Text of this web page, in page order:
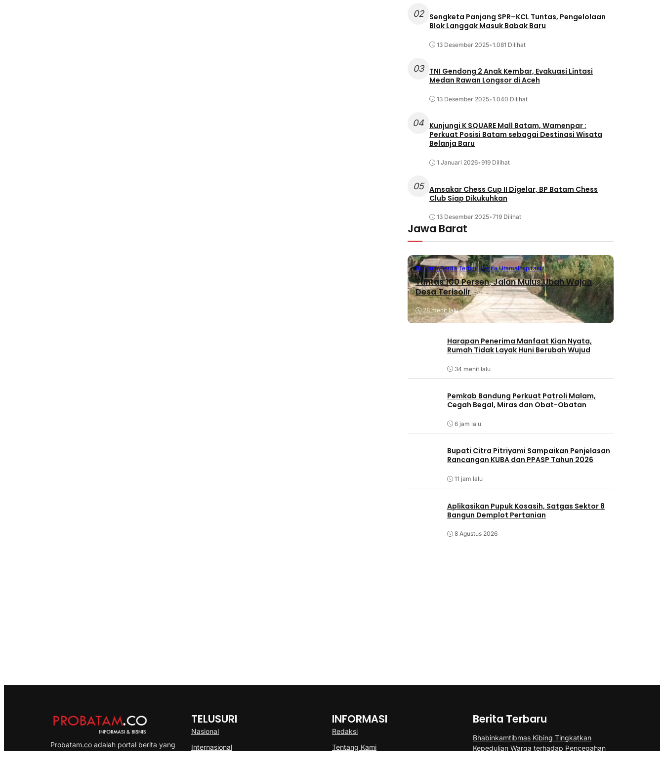
02
Sengketa Panjang SPR–KCL Tuntas, Pengelolaan
Blok Langgak Masuk Babak Baru
13 Desember 2025•1.081 Dilihat
03
TNI Gendong 2 Anak Kembar, Evakuasi Lintasi
Medan Rawan Longsor di Aceh
13 Desember 2025•1.040 Dilihat
04 Kunjungi K SQUARE Mall Batam, Wamenpar :
Perkuat Posisi Batam sebagai Destinasi Wisata
Belanja Baru
1 Januari 2026•919 Dilihat
05 Amsakar Chess Cup II Digelar, BP Batam Chess
Club Siap Dikukuhkan
13 Desember 2025•719 Dilihat
Jawa Barat
BandungBerita TerbaruBerita UtamaInspirasi
Tuntas 100 Persen, Jalan Mulus Ubah Wajah
Desa Terisolir
28 menit lalu
Harapan Penerima Manfaat Kian Nyata,
Rumah Tidak Layak Huni Berubah Wujud
34 menit lalu
Pemkab Bandung Perkuat Patroli Malam,
Cegah Begal, Miras dan Obat-Obatan
6 jam lalu
Bupati Citra Pitriyami Sampaikan Penjelasan
Rancangan KUBA dan PPASP Tahun 2026
11 jam lalu
Aplikasikan Pupuk Kosasih, Satgas Sektor 8
Bangun Demplot Pertanian
8 Agustus 2026
Probatam.co adalah portal berita yang
TELUSURI
Nasional
Internasional
INFORMASI
Redaksi
Tentang Kami
Berita Terbaru
Bhabinkamtibmas Kibing Tingkatkan
Kepedulian Warga terhadap Pencegahan